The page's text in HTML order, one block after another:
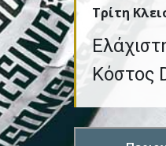
Τρίτη
Κόστος